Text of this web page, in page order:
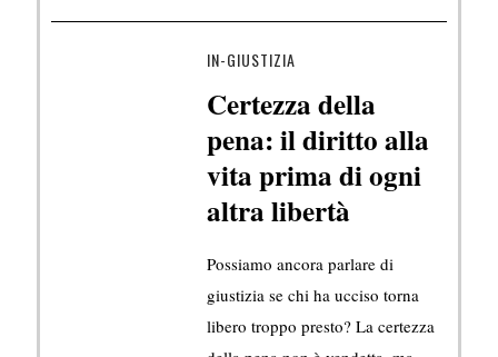
IN-GIUSTIZIA
Certezza della
pena: il diritto alla
vita prima di ogni
altra libertà
Possiamo ancora parlare di
giustizia se chi ha ucciso torna
libero troppo presto? La certezza